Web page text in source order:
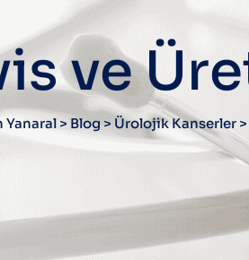
ve
Yanaral > Blog > Ürolojik Kanserler >